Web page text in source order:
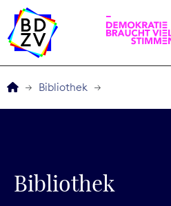
Service
Bibliothek
Bibliothek